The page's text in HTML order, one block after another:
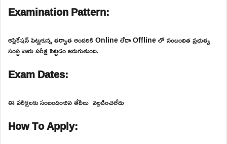
Examination Pattern:
అప్లికేషన్ పెట్టుకున్న తర్వాత అందరికి Online లేదా Offline లో సంబంధిత ప్రభుత్వ
సంస్థ వారు పరీక్ష పెట్టడం జరుగుతుంది.
Exam Dates:
ఈ పరీక్షలకు సంబందించిన తేదీలు వెల్లడించలేదు
How To Apply: